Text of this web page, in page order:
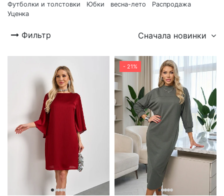
Футболки и толстовки
Юбки весна-лето
Распродажа
Уценка
Фильтр Сначала новинки
- 21%